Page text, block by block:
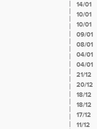
14/01
10/01
10/01
09/01
08/01
04/01
04/01
21/12
20/12
18/12
18/12
17/12
11/12